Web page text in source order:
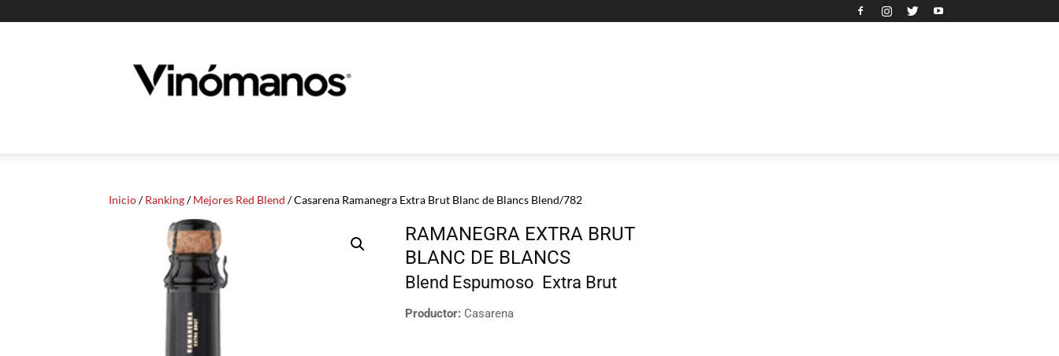
Vinomanos
Inicio/Ranking/Mejores Red Blend / Casarena Ramanegra Extra Brut Blanc de Blancs Blend/782
RAMANEGRA EXTRA BRUT
BLANC DE BLANCS
Blend Espumoso Extra Brut
Productor: Casarena